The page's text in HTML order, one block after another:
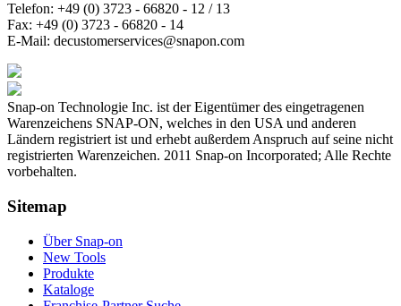
Telefon: +49 (0) 3723 - 66820 - 12 / 13
Fax: +49 (0) 3723 - 66820 - 14
E-Mail: decustomerservices@snapon.com
Snap-on Technologie Inc. ist der Eigentümer des eingetragenen
Warenzeichens SNAP-ON, welches in den USA und anderen
Ländern registriert ist und erhebt außerdem Anspruch auf seine nicht
registrierten Warenzeichen. 2011 Snap-on Incorporated; Alle Rechte
vorbehalten.
Sitemap
Über Snap-on
New Tools
Produkte
Kataloge